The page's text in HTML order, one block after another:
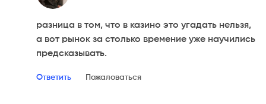
разница в том, что в казино это угадать нельзя,
а вот рынок за столько времение уже научились
предсказывать.
Ответить Пожаловаться